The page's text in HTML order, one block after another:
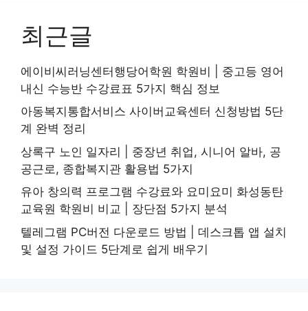
최근글
에이비씨러닝센터행당어학원 학원비 | 중고등 영어
내신 수능반 수강료표 5가지 핵심 정보
아동복지통합서비스 사이버교육센터 신청방법 5단
계 완벽 정리
상록구 노인 일자리 | 중장년 취업, 시니어 알바, 공
공근로, 종합복지관 활용법 5가지
유아 창의력 프로그램 수강료와 요미요미 화성동탄
교육원 학원비 비교 | 장단점 5가지 분석
텔레그램 PC버전 다운로드 방법 | 데스크톱 앱 설치
및 설정 가이드 5단계로 쉽게 배우기